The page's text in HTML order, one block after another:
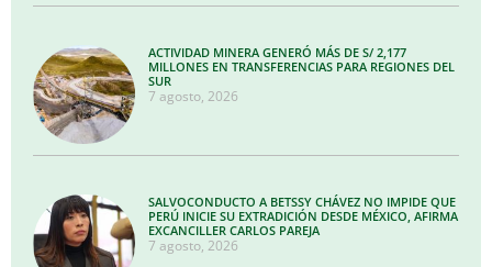
ACTIVIDAD MINERA GENERÓ MÁS DE S/ 2,177
MILLONES EN TRANSFERENCIAS PARA REGIONES DEL
SUR
7 agosto, 2026
SALVOCONDUCTO A BETSSY CHÁVEZ NO IMPIDE QUE
PERÚ INICIE SU EXTRADICIÓN DESDE MÉXICO, AFIRMA
EXCANCILLER CARLOS PAREJA
7 agosto, 2026